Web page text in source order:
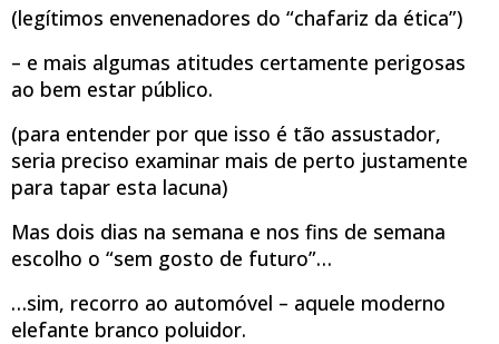
(legítimos envenenadores do “chafariz da ética”)
– e mais algumas atitudes certamente perigosas
ao bem estar público.
(para entender por que isso é tão assustador,
seria preciso examinar mais de perto justamente
para tapar esta lacuna)
Mas dois dias na semana e nos fins de semana
escolho o “sem gosto de futuro”…
…sim, recorro ao automóvel – aquele moderno
elefante branco poluidor.